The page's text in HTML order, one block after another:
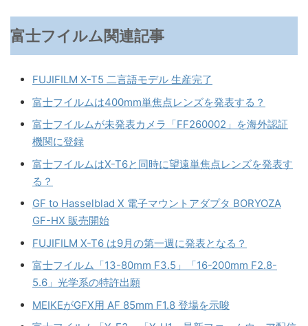
富士フイルム関連記事
FUJIFILM X-T5 二言語モデル 生産完了
富士フイルムは400mm単焦点レンズを発表する？
富士フイルムが未発表カメラ「FF260002」を海外認証
機関に登録
富士フイルムはX-T6と同時に望遠単焦点レンズを発表す
る？
GF to Hasselblad X 電子マウントアダプタ BORYOZA
GF-HX 販売開始
FUJIFILM X-T6 は9月の第一週に発表となる？
富士フイルム「13-80mm F3.5」「16-200mm F2.8-
5.6」光学系の特許出願
MEIKEがGFX用 AF 85mm F1.8 登場を示唆